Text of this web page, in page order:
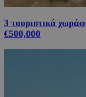
3 τουριστικά
€500,000